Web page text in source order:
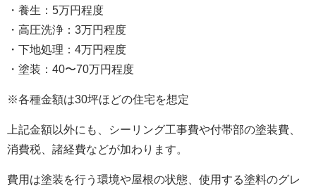
・養生：5万円程度
・高圧洗浄：3万円程度
・下地処理：4万円程度
・塗装：40〜70万円程度
※各種金額は30坪ほどの住宅を想定
上記金額以外にも、シーリング工事費や付帯部の塗装費、
消費税、諸経費などが加わります。
費用は塗装を行う環境や屋根の状態、使用する塗料のグレ